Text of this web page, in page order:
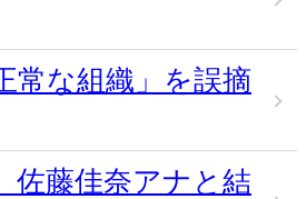
常な組織」を誤摘
佐藤佳奈アナと結